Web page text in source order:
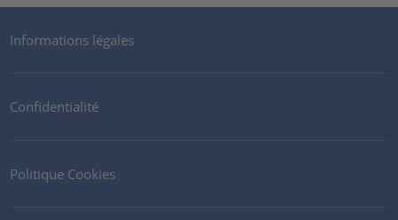
Informations légales
Confidentialité
Politique Cookies